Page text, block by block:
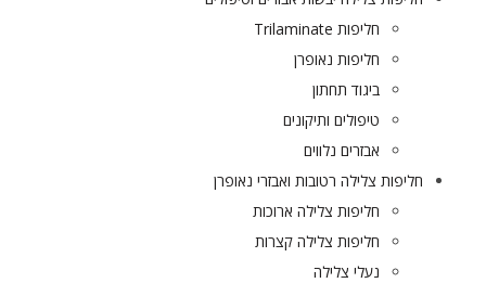
חליפות Trilaminate
חליפות נאופרן
ביגוד תחתון
טיפולים ותיקונים
אבזרים נלווים
חליפות צלילה רטובות ואבזרי נאופרן
חליפות צלילה ארוכות
חליפות צלילה קצרות
נעלי צלילה